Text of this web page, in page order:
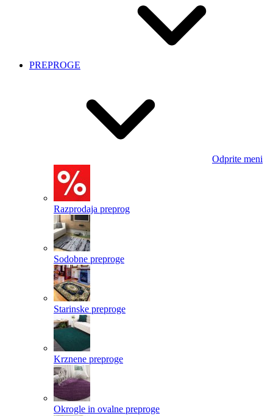
PREPROGE
Odprite meni
Razprodaja preprog
Sodobne preproge
Starinske preproge
Krznene preproge
Okrogle in ovalne preproge